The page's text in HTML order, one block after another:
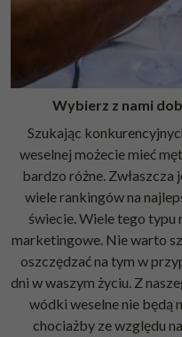
Wybierz z nami
Szukając
weselnej możecie mieć
bardzo różne. Zwłaszcza
wiele rankingów na
świecie. Wiele tego
marketingowe. Nie warto
oszczędzać na tym w
dni w waszym życiu. Z
wódki weselne nie będą
chociażby ze względu